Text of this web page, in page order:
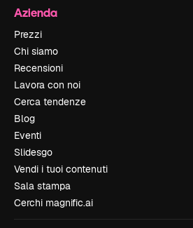
Azienda
Prezzi
Chi siamo
Recensioni
Lavora con noi
Cerca tendenze
Blog
Eventi
Slidesgo
Vendi i tuoi contenuti
Sala stampa
Cerchi magnific.ai